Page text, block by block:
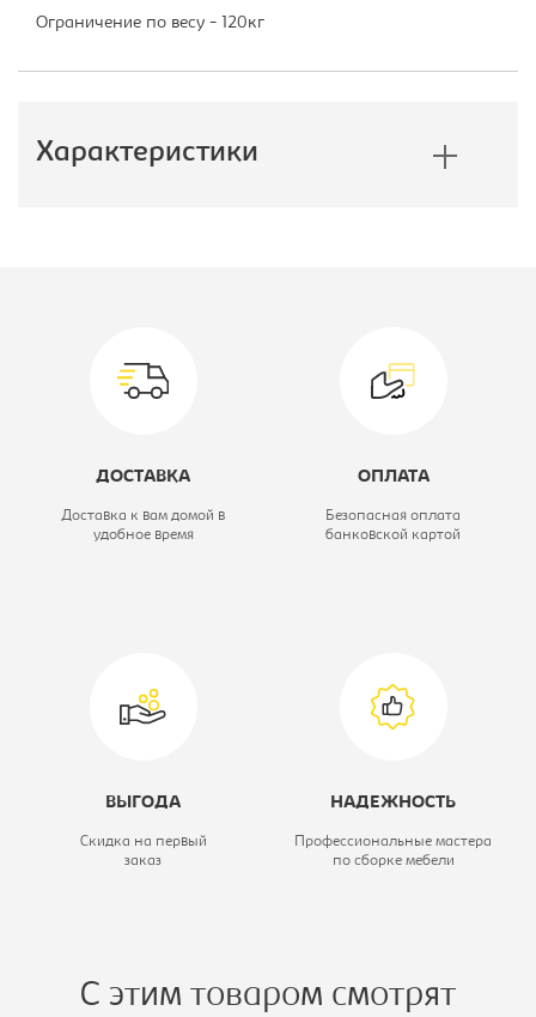
Ограничение по весу - 120кг
Характеристики
Кресло детское
белый
ДОСТАВКА
Доставка к вам домой в
удобное время
ОПЛАТА
Безопасная оплата
банковской картой
ВЫГОДА
Скидка на первый
заказ
НАДЕЖНОСТЬ
Профессиональные мастера
по сборке мебели
С этим товаром смотрят